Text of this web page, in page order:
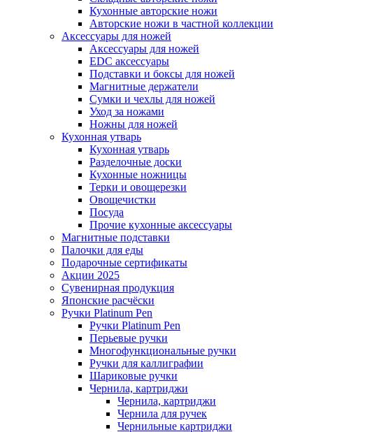
Кухонные авторские ножи
Авторские ножи в частной коллекции
Аксессуары для ножей
Аксессуары для ножей
EDC аксессуары
Подставки и боксы для ножей
Магнитные держатели
Сумки и чехлы для ножей
Уход за ножами
Ножны для ножей
Кухонная утварь
Кухонная утварь
Разделочные доски
Кухонные ножницы
Терки и овощерезки
Овощечистки
Посуда
Прочие кухонные аксессуары
Магнитные подставки
Палочки для еды
Подарочные сертификаты
Акции 2025
Сувенирная продукция
Японские расчёски
Ручки Platinum Pen
Ручки Platinum Pen
Перьевые ручки
Многофункциональные ручки
Ручки для каллиграфии
Шариковые ручки
Чернила, картриджи
Чернила, картриджи
Чернила для ручек
Чернильные картриджи